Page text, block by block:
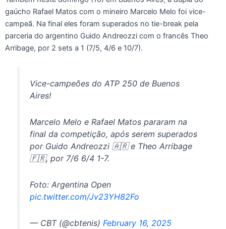
gaúcho Rafael Matos com o mineiro Marcelo Melo foi vice-
campeã. Na final eles foram superados no tie-break pela
parceria do argentino Guido Andreozzi com o francês Theo
Arribage, por 2 sets a 1 (7/5, 4/6 e 10/7).
Vice-campeões do ATP 250 de Buenos
Aires!
Marcelo Melo e Rafael Matos pararam na
final da competição, após serem superados
por Guido Andreozzi 🇦🇷 e Theo Arribage
🇫🇷, por 7/6 6/4 1-7.
Foto: Argentina Open
pic.twitter.com/Jv23YH82Fo
— CBT (@cbtenis)February 16, 2025